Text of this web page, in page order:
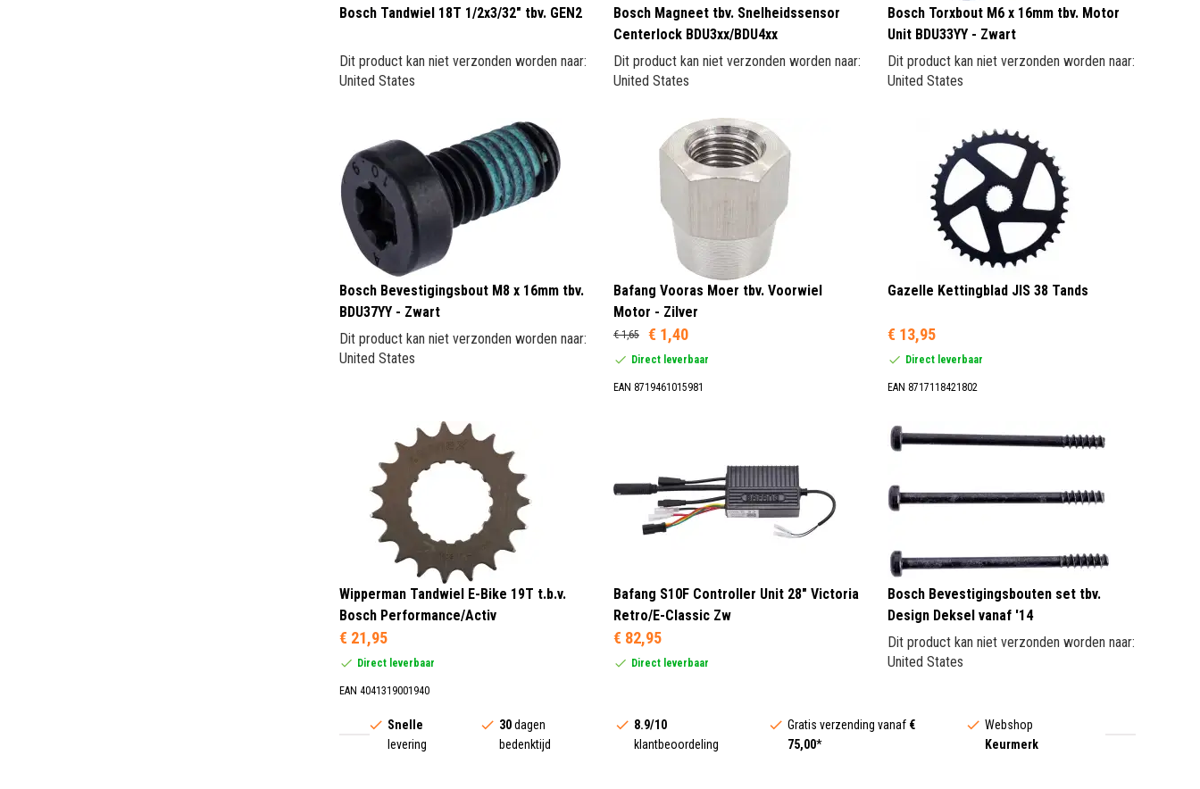
Bosch Tandwiel 18T 1/2x3/32" tbv. GEN2
Dit product kan niet verzonden worden naar:
United States
Bosch Magneet tbv. Snelheidssensor
Centerlock BDU3xx/BDU4xx
Dit product kan niet verzonden worden naar:
United States
Bosch Torxbout M6 x 16mm tbv. Motor
Unit BDU33YY - Zwart
Dit product kan niet verzonden worden naar:
United States
Bosch Bevestigingsbout M8 x 16mm tbv.
BDU37YY - Zwart
Dit product kan niet verzonden worden naar:
United States
Bafang Vooras Moer tbv. Voorwiel
Motor - Zilver
€ 1,65 € 1,40
Direct leverbaar
EAN 8719461015981
Gazelle Kettingblad JIS 38 Tands
€ 13,95
Direct leverbaar
EAN 8717118421802
Wipperman Tandwiel E-Bike 19T t.b.v.
Bosch Performance/Activ
€ 21,95
Direct leverbaar
EAN 4041319001940
Bafang S10F Controller Unit 28" Victoria
Retro/E-Classic Zw
€ 82,95
Direct leverbaar
Bosch Bevestigingsbouten set tbv.
Design Deksel vanaf '14
Dit product kan niet verzonden worden naar:
United States
Snelle
levering
30dagen
bedenktijd
8.9/10
klantbeoordeling
Gratis verzending vanaf €
75,00*
Webshop
Keurmerk